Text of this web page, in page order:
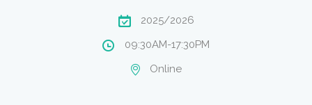
2025/2026
09:30AM-17:30PM
Online